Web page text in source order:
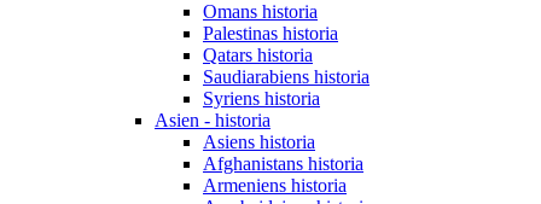
Omans historia
Palestinas historia
Qatars historia
Saudiarabiens historia
Syriens historia
Asien - historia
Asiens historia
Afghanistans historia
Armeniens historia